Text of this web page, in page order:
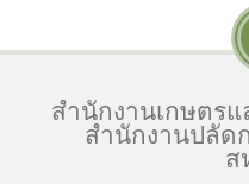
สำนักงานเกษตร
สำนักงานปลัด
ส